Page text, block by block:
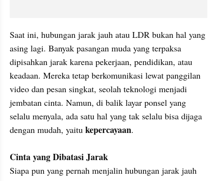
Saat ini, hubungan jarak jauh atau LDR bukan hal yang
asing lagi. Banyak pasangan muda yang terpaksa
dipisahkan jarak karena pekerjaan, pendidikan, atau
keadaan. Mereka tetap berkomunikasi lewat panggilan
video dan pesan singkat, seolah teknologi menjadi
jembatan cinta. Namun, di balik layar ponsel yang
selalu menyala, ada satu hal yang tak selalu bisa dijaga
dengan mudah, yaitu kepercayaan.
Cinta yang Dibatasi Jarak
Siapa pun yang pernah menjalin hubungan jarak jauh